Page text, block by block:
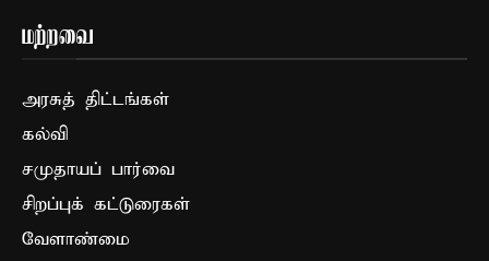
மற்றவை
அரசுத் திட்டங்கள்
கல்வி
சமுதாயப் பார்வை
சிறப்புக் கட்டுரைகள்
வேளாண்மை